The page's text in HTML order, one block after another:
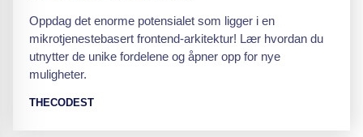
Oppdag det enorme potensialet som ligger i en
mikrotjenestebasert frontend-arkitektur! Lær hvordan du
utnytter de unike fordelene og åpner opp for nye
muligheter.
THECODEST